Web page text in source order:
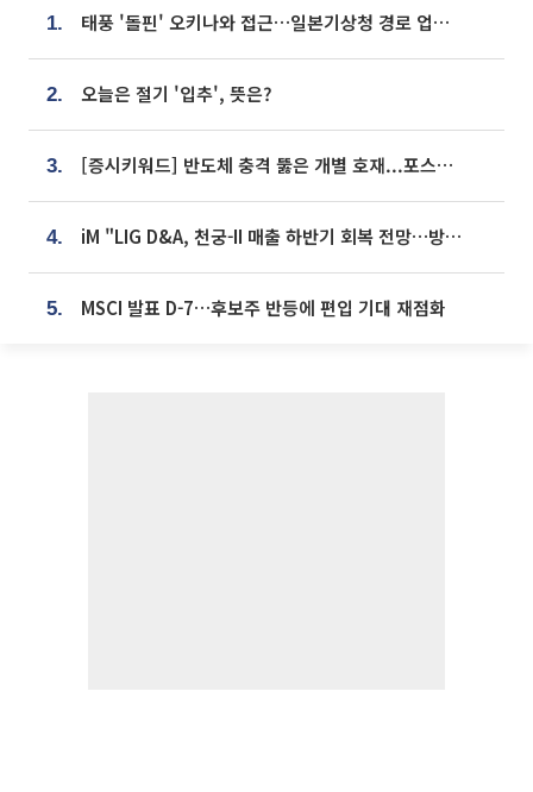
1. 태풍 '돌핀' 오키나와 접근…일본기상청 경로 업데이트
2. 오늘은 절기 '입추', 뜻은?
3. [증시키워드] 반도체 충격 뚫은 개별 호재...포스코퓨처엠·에코프로·한화솔루션 '눈길'
4. iM "LIG D&A, 천궁-II 매출 하반기 회복 전망…방산 톱픽 유지"
5. MSCI 발표 D-7…후보주 반등에 편입 기대 재점화